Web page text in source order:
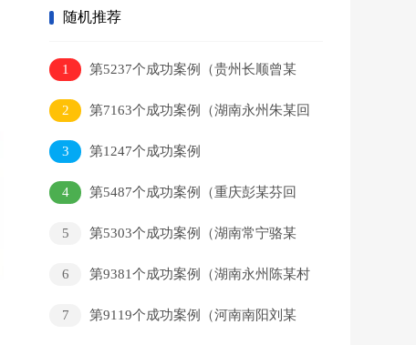
随机推荐
1
第5237个成功案例（贵州长顺曾某
洋回家）
2
第7163个成功案例（湖南永州朱某回
家）
3
第1247个成功案例
4
第5487个成功案例（重庆彭某芬回
5
第5303个成功案例（湖南常宁骆某
6
第9381个成功案例（湖南永州陈某村
7
第9119个成功案例（河南南阳刘某